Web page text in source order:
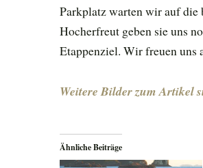
Parkplatz warten wir auf die
Hocherfreut geben sie uns
Etappenziel. Wir freuen uns
Weitere Bilder zum Artikel
Ähnliche Beiträge